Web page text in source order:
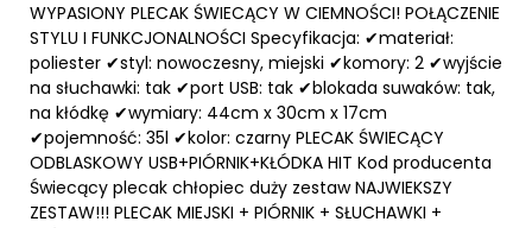
WYPASIONY PLECAK ŚWIECĄCY W CIEMNOŚCI! POŁĄCZENIE
STYLU I FUNKCJONALNOŚCI Specyfikacja: ✔materiał:
poliester ✔styl: nowoczesny, miejski ✔komory: 2 ✔wyjście
na słuchawki: tak ✔port USB: tak ✔blokada suwaków: tak,
na kłódkę ✔wymiary: 44cm x 30cm x 17cm
✔pojemność: 35l ✔kolor: czarny PLECAK ŚWIECĄCY
ODBLASKOWY USB+PIÓRNIK+KŁÓDKA HIT Kod producenta
Świecący plecak chłopiec duży zestaw NAJWIEKSZY
ZESTAW!!! PLECAK MIEJSKI + PIÓRNIK + SŁUCHAWKI +